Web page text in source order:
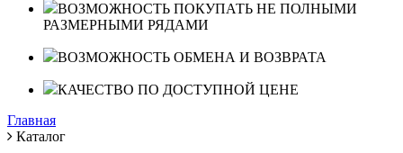
ВОЗМОЖНОСТЬ ПОКУПАТЬ НЕ ПОЛНЫМИ
РАЗМЕРНЫМИ РЯДАМИ
ВОЗМОЖНОСТЬ ОБМЕНА И ВОЗВРАТА
КАЧЕСТВО ПО ДОСТУПНОЙ ЦЕНЕ
Главная
Каталог